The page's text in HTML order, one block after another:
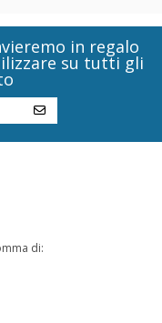
in regalo
su tutti gli
di: